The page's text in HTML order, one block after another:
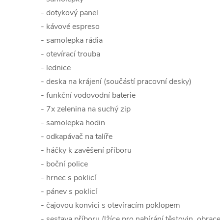
- dotykový panel
- kávové espreso
- samolepka rádia
- otevírací trouba
- lednice
- deska na krájení (součástí pracovní desky)
- funkční vodovodní baterie
- 7x zelenina na suchý zip
- samolepka hodin
- odkapávač na talíře
- háčky k zavěšení příboru
- boční police
- hrnec s poklicí
- pánev s poklicí
- čajovou konvici s otevíracím poklopem